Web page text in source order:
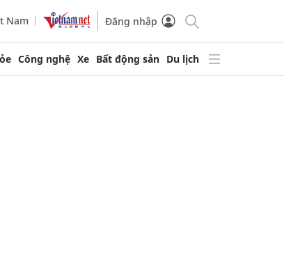
Nam Đăng nhập
Công nghệ Xe Bất động sản Du lịch